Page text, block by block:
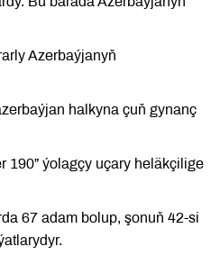
Azerbaýjanyň
halkyna çuň gynanç
190” ýolagçy uçary heläkçilige
67 adam bolup, şonuň 42-si